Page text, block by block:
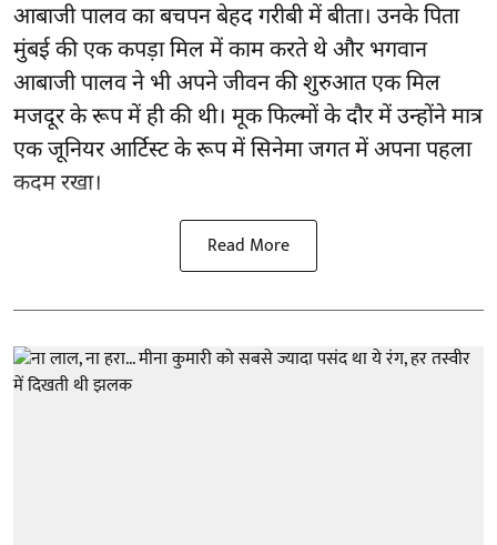
आबाजी पालव का बचपन बेहद गरीबी में बीता। उनके पिता
मुंबई की एक कपड़ा मिल में काम करते थे और भगवान
आबाजी पालव ने भी अपने जीवन की शुरुआत एक मिल
मजदूर के रूप में ही की थी। मूक फिल्मों के दौर में उन्होंने मात्र
एक जूनियर आर्टिस्ट के रूप में सिनेमा जगत में अपना पहला
कदम रखा।
Read More